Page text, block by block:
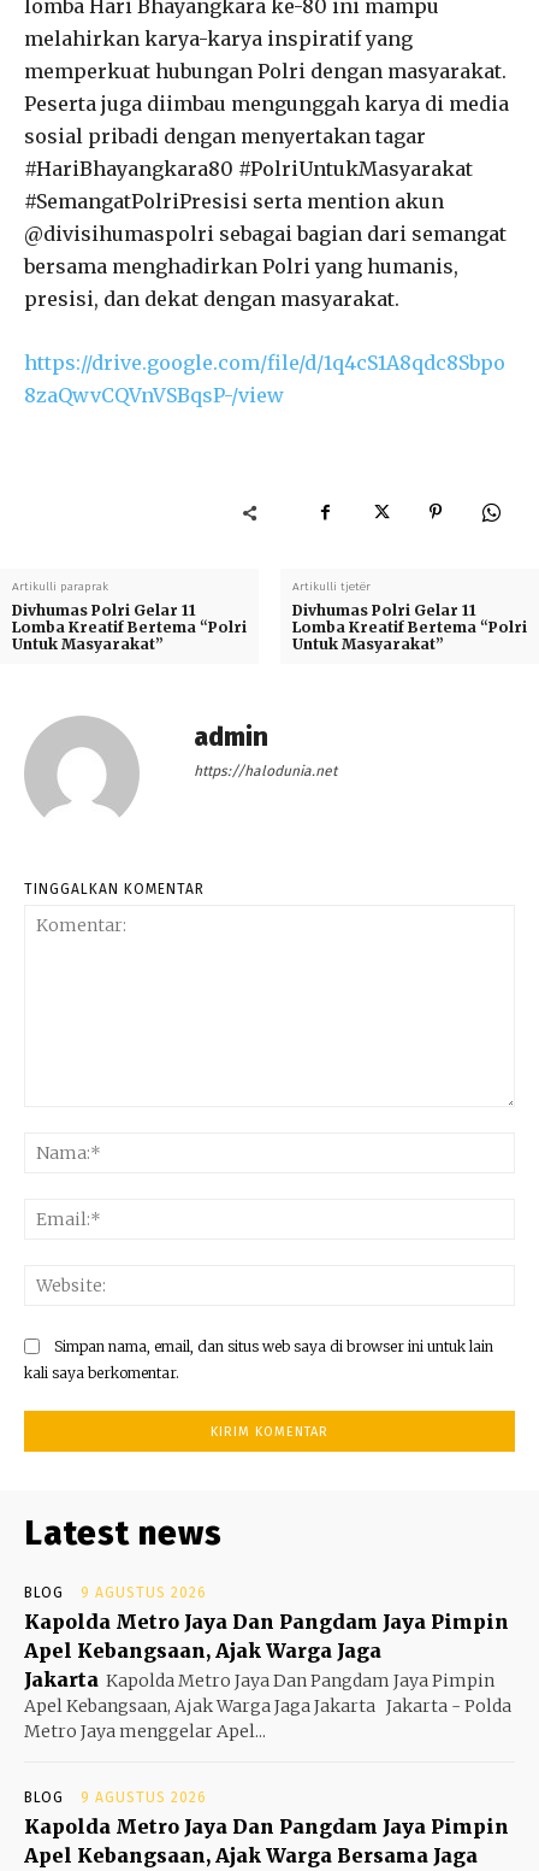
lomba Hari Bhayangkara ke-80 ini mampu
melahirkan karya-karya inspiratif yang
memperkuat hubungan Polri dengan masyarakat.
Peserta juga diimbau mengunggah karya di media
sosial pribadi dengan menyertakan tagar
#HariBhayangkara80 #PolriUntukMasyarakat
#SemangatPolriPresisi serta mention akun
@divisihumaspolri sebagai bagian dari semangat
bersama menghadirkan Polri yang humanis,
presisi, dan dekat dengan masyarakat.
https://drive.google.com/file/d/1q4cS1A8qdc8Sbpo
8zaQwvCQVnVSBqsP-/view
Artikulli paraprak
Divhumas Polri Gelar 11
Lomba Kreatif Bertema “Polri
Untuk Masyarakat”
Artikulli tjetër
Divhumas Polri Gelar 11
Lomba Kreatif Bertema “Polri
Untuk Masyarakat”
admin
https://halodunia.net
TINGGALKAN KOMENTAR
Simpan nama, email, dan situs web saya di browser ini untuk lain
kali saya berkomentar.
Latest news
BLOG 9 AGUSTUS 2026
Kapolda Metro Jaya Dan Pangdam Jaya Pimpin
Apel Kebangsaan, Ajak Warga Jaga
Jakarta Kapolda Metro Jaya Dan Pangdam Jaya Pimpin
Apel Kebangsaan, Ajak Warga Jaga Jakarta Jakarta - Polda
Metro Jaya menggelar Apel...
BLOG 9 AGUSTUS 2026
Kapolda Metro Jaya Dan Pangdam Jaya Pimpin
Apel Kebangsaan, Ajak Warga Bersama Jaga